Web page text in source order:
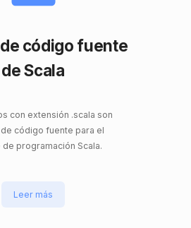
código fuente
de Scala
con extensión .scala son
código fuente para el
de programación Scala.
Leer más